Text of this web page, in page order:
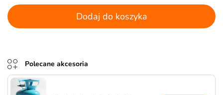
Dodaj do koszyka
Polecane akcesoria